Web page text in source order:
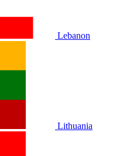
Lebanon
Lithuania